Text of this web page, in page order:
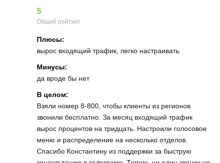
5
Общий рейтинг
Плюсы:
вырос входящий трафик, легко настраивать
Минусы:
да вроде бы нет
В целом:
Взяли номер 8-800, чтобы клиенты из регионов
звонили бесплатно. За месяц входящий трафик
вырос процентов на тридцать. Настроили голосовое
меню и распределение на несколько отделов.
Спасибо Константину из поддержки за быструю